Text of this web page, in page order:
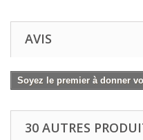
AVIS
Soyez le premier à donner
30 AUTRES